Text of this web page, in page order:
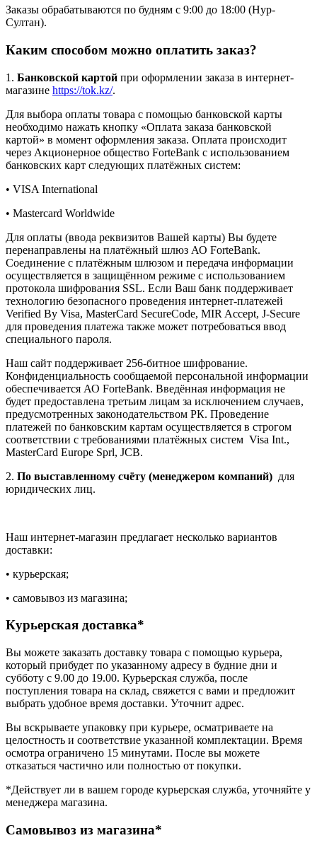
Заказы обрабатываются по будням с 9:00 до 18:00 (Нур-
Султан).
Каким способом можно оплатить заказ?
1. Банковской картой при оформлении заказа в интернет-
магазине https://tok.kz/.
Для выбора оплаты товара с помощью банковской карты
необходимо нажать кнопку «Оплата заказа банковской
картой» в момент оформления заказа. Оплата происходит
через Акционерное общество ForteBank с использованием
банковских карт следующих платёжных систем:
• VISA International
• Mastercard Worldwide
Для оплаты (ввода реквизитов Вашей карты) Вы будете
перенаправлены на платёжный шлюз АО ForteBank.
Соединение с платёжным шлюзом и передача информации
осуществляется в защищённом режиме с использованием
протокола шифрования SSL. Если Ваш банк поддерживает
технологию безопасного проведения интернет-платежей
Verified By Visa, MasterCard SecureCode, MIR Accept, J-Secure
для проведения платежа также может потребоваться ввод
специального пароля.
Наш сайт поддерживает 256-битное шифрование.
Конфиденциальность сообщаемой персональной информации
обеспечивается АО ForteBank. Введённая информация не
будет предоставлена третьим лицам за исключением случаев,
предусмотренных законодательством РК. Проведение
платежей по банковским картам осуществляется в строгом
соответствии с требованиями платёжных систем Visa Int.,
MasterCard Europe Sprl, JCB.
2. По выставленному счёту (менеджером компаний) для
юридических лиц.
Наш интернет-магазин предлагает несколько вариантов
доставки:
• курьерская;
• самовывоз из магазина;
Курьерская доставка*
Вы можете заказать доставку товара с помощью курьера,
который прибудет по указанному адресу в будние дни и
субботу с 9.00 до 19.00. Курьерская служба, после
поступления товара на склад, свяжется с вами и предложит
выбрать удобное время доставки. Уточнит адрес.
Вы вскрываете упаковку при курьере, осматриваете на
целостность и соответствие указанной комплектации. Время
осмотра ограничено 15 минутами. После вы можете
отказаться частично или полностью от покупки.
*Действует ли в вашем городе курьерская служба, уточняйте у
менеджера магазина.
Самовывоз из магазина*